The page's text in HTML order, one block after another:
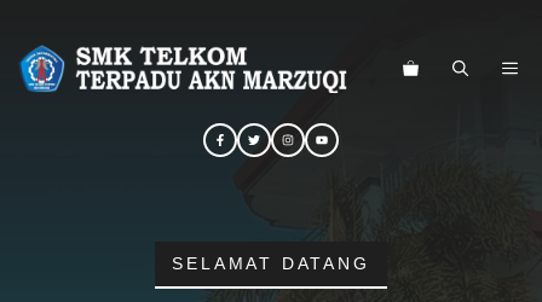
SELAMAT DATANG